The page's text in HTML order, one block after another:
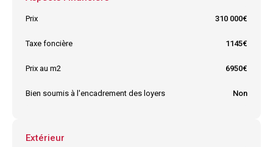
Prix 310 000€
Taxe foncière 1145€
Prix au m2 6950€
Bien soumis à l'encadrement des loyers Non
Extérieur